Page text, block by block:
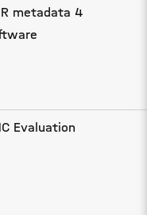
metadata 4
Evaluation